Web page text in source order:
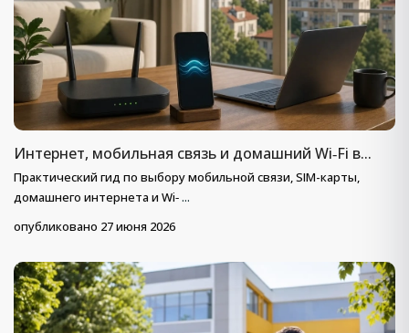
Интернет, мобильная связь и домашний Wi‑Fi в...
Практический гид по выбору мобильной связи, SIM-карты,
домашнего интернета и Wi‑...
опубликовано 27 июня 2026